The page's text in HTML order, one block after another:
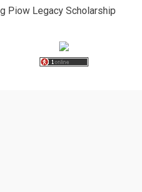
Piow Legacy Scholarship